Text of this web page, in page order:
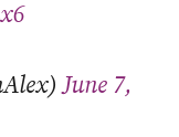
June 7,